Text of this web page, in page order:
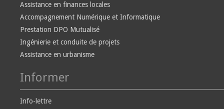
Assistance en finances locales
Accompagnement Numérique et Informatique
Prestation DPO Mutualisé
Ingénierie et conduite de projets
Assistance en urbanisme
Informer
Info-lettre